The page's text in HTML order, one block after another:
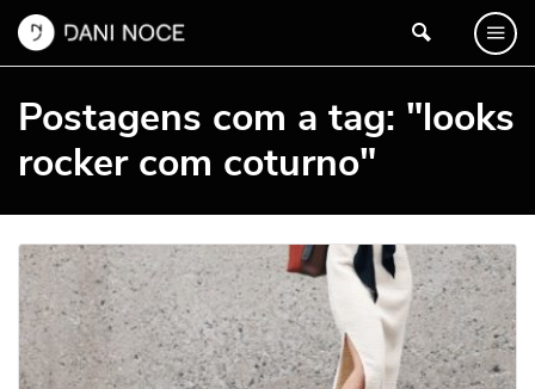
Postagens com a tag: "looks
rocker com coturno"